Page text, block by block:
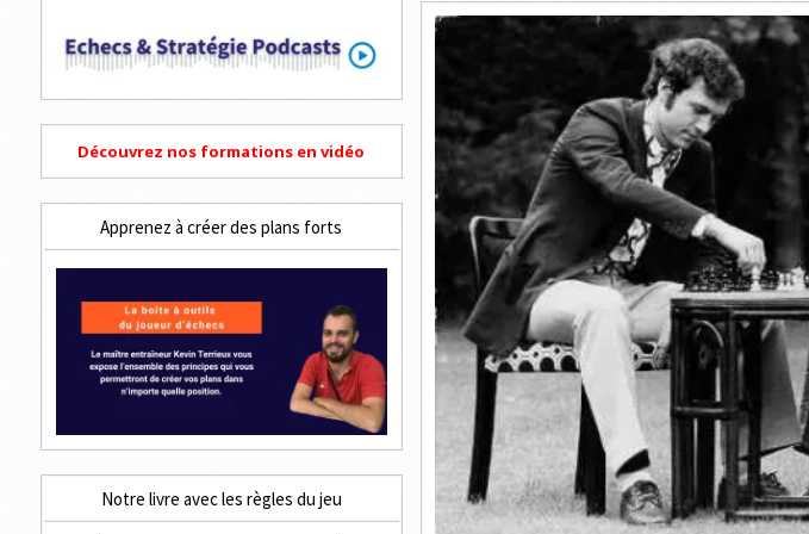
Découvrez nos formations en vidéo
Apprenez à créer des plans forts
Notre livre avec les règles du jeu